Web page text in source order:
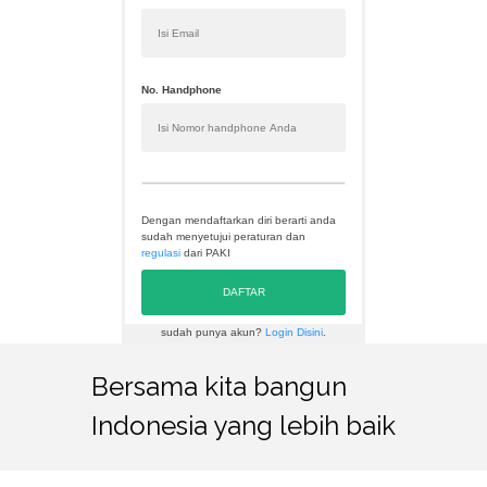
No. Handphone
Dengan mendaftarkan diri berarti anda
sudah menyetujui peraturan dan
regulasi dari PAKI
DAFTAR
sudah punya akun? Login Disini
Bersama kita bangun
Indonesia yang lebih baik